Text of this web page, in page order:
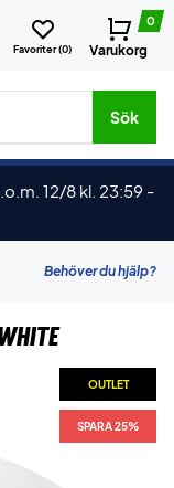
Favoriter (0)
0
Varukorg
Sök
12/8 kl. 23:59 -
Behöver du hjälp?
OUTLET
SPARA 25%
OUTLET
SPARA 25%